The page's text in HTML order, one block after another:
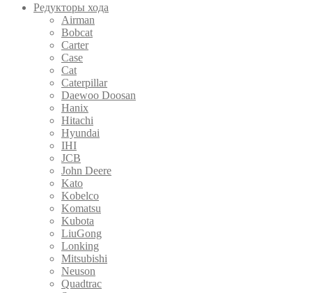
Редукторы хода
Airman
Bobcat
Carter
Case
Cat
Caterpillar
Daewoo Doosan
Hanix
Hitachi
Hyundai
IHI
JCB
John Deere
Kato
Kobelco
Komatsu
Kubota
LiuGong
Lonking
Mitsubishi
Neuson
Quadtrac